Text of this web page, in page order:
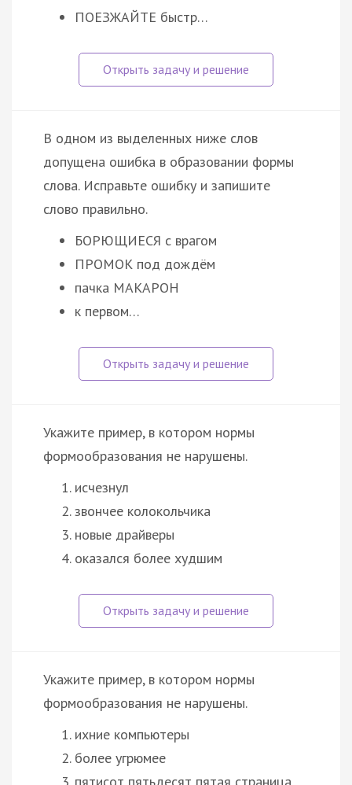
ПОЕЗЖАЙТЕ быстр…
В одном из выделенных ниже слов
допущена ошибка в образовании формы
слова. Исправьте ошибку и запишите
слово правильно.
БОРЮЩИЕСЯ с врагом
ПРОМОК под дождём
пачка МАКАРОН
к первом…
Укажите пример, в котором нормы
формообразования не нарушены.
исчезнул
звончее колокольчика
новые драйверы
оказался более худшим
Укажите пример, в котором нормы
формообразования не нарушены.
ихние компьютеры
более угрюмее
пятисот пятьдесят пятая страница